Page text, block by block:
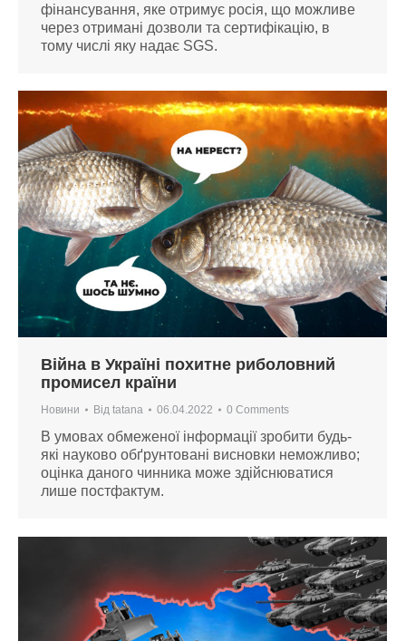
фінансування, яке отримує росія, що можливе
через отримані дозволи та сертифікацію, в
тому числі яку надає SGS.
Війна в Україні похитне риболовний
промисел країни
Новини Від tatana 06.04.2022 0 Comments
В умовах обмеженої інформації зробити будь-
які науково обґрунтовані висновки неможливо;
оцінка даного чинника може здійснюватися
лише постфактум.